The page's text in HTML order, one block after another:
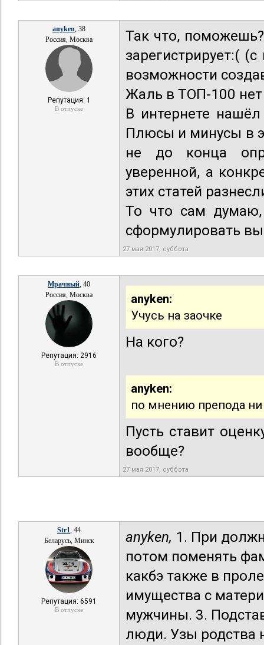
anyken, 38
Россия, Москва
Репутация: 1
В отпуске
Так что,
зарегистрирует:(
возможности
Жаль в ТОП-100 нет
В интернете
Плюсы и минусы в
не до конца
уверенной, а
этих статей
То что сам
сформулировать
27 мая 2017, суббота
Мрачный, 40
Россия, Москва
Репутация: 2916
В отпуске
anyken:
Учусь на заочке
На кого?
anyken:
по мнению препода ни
Пусть ставит
вообще?
27 мая 2017, суббота
Str1, 44
Беларусь, Минск
Репутация: 6591
В отпуске
anyken, 1. При
потом поменять
какбэ также в
имущества с
мужчины. 3.
люди. Узы родства